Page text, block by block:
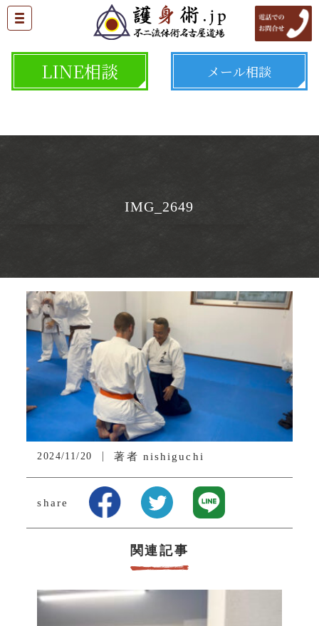
LINE相談 メール相談
IMG_2649
2024/11/20 著者 nishiguchi
share
関連記事